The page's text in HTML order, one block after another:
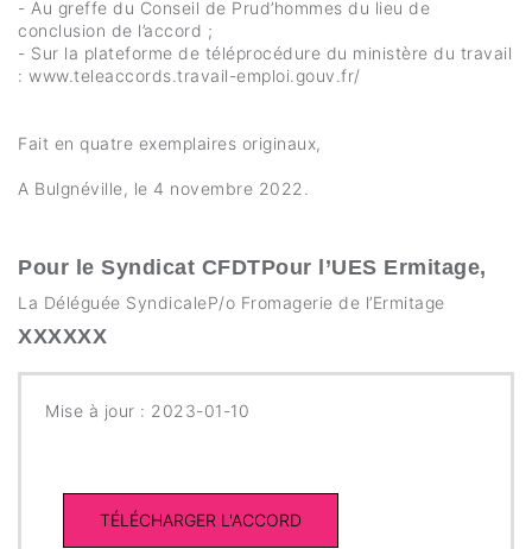
- Au greffe du Conseil de Prud’hommes du lieu de
conclusion de l’accord ;
- Sur la plateforme de téléprocédure du ministère du travail
: www.teleaccords.travail-emploi.gouv.fr/
Fait en quatre exemplaires originaux,
A Bulgnéville, le 4 novembre 2022.
Pour le Syndicat CFDTPour l’UES Ermitage,
La Déléguée SyndicaleP/o Fromagerie de l’Ermitage
XXXXXX
Mise à jour : 2023-01-10